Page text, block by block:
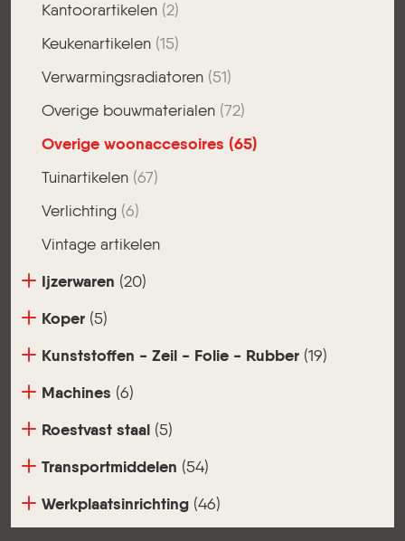
Kantoorartikelen (2)
Keukenartikelen (15)
Verwarmingsradiatoren (51)
Overige bouwmaterialen (72)
Overige woonaccesoires (65)
Tuinartikelen (67)
Verlichting (6)
Vintage artikelen
Ijzerwaren (20)
Koper (5)
Kunststoffen - Zeil - Folie - Rubber (19)
Machines (6)
Roestvast staal (5)
Transportmiddelen (54)
Werkplaatsinrichting (46)